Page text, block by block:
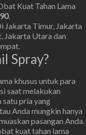
Kuat Tahan Lama
.
Jakarta Timur, Jakarta
Jakarta Utara dan
Spray?
khusus untuk para
saat melakukan
satu pria yang
Anda mungkin hanya
pasangan Anda.
kuat tahan lama